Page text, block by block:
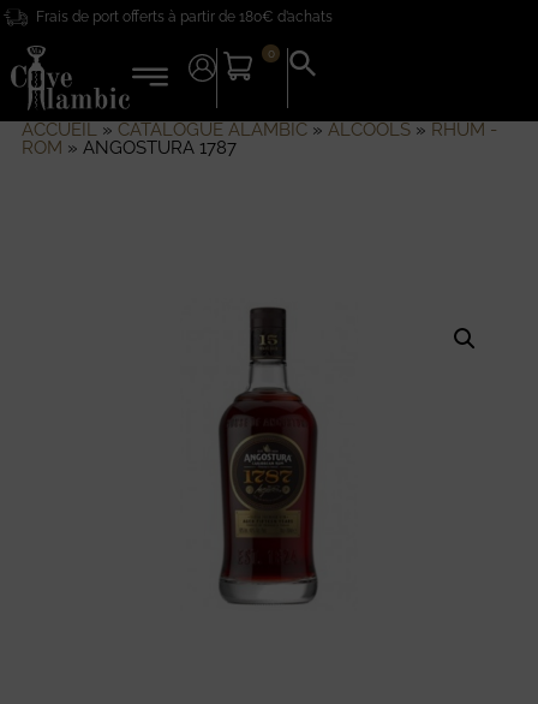
Frais de port offerts à partir de 180€ d’achats
0
Search
for:
ACCUEIL» CATALOGUE ALAMBIC» ALCOOLS» RHUM -
ROM » ANGOSTURA 1787